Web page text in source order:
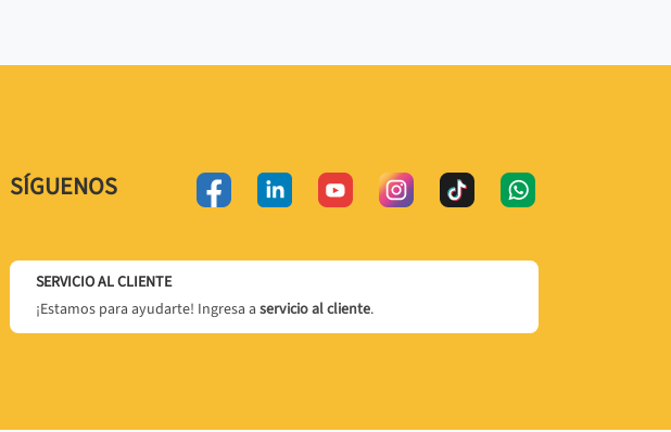
SÍGUENOS
SERVICIO AL CLIENTE
¡Estamos para ayudarte! Ingresa a servicio al cliente.